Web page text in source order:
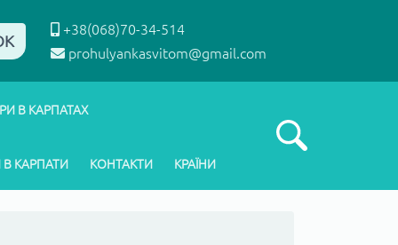
+38(068)70-34-514
prohulyankasvitom@gmail.com
В КАРПАТАХ
В КАРПАТИ КОНТАКТИ КРАЇНИ